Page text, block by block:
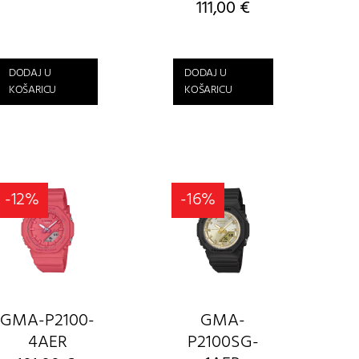
DODAJ U
KOŠARICU
111,00 €
DODAJ U
KOŠARICU
-12%
GMA-P2100-
4AER
-16%
GMA-
P2100SG-